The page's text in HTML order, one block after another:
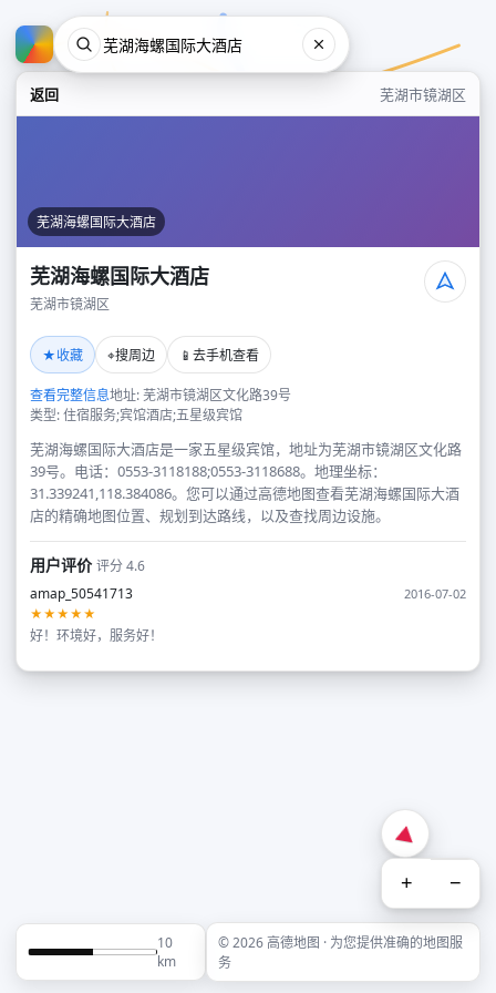
返回 芜湖市镜湖区
芜湖海螺国际大酒店
芜湖海螺国际大酒店
芜湖市镜湖区
★收藏 ⌖搜周边 📱 去手机查看
查看完整信息地址: 芜湖市镜湖区文化路39号
类型: 住宿服务;宾馆酒店;五星级宾馆
芜湖海螺国际大酒店是一家五星级宾馆，地址为芜湖市镜湖区文化路
39号。电话：0553-3118188;0553-3118688。地理坐标：
31.339241,118.384086。您可以通过高德地图查看芜湖海螺国际大酒
店的精确地图位置、规划到达路线，以及查找周边设施。
用户评价评分 4.6
amap_50541713
2016-07-02
★★★★★
好！环境好，服务好！
+ −
10
km
© 2026 高德地图 · 为您提供准确的地图服
务